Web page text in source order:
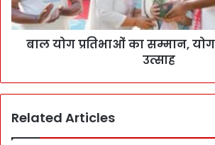
बाल योग प्रतिभाओं का सम्मान,
उत्साह
Related Articles